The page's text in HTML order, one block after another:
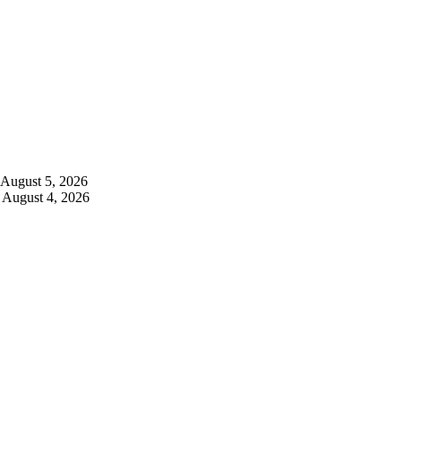
August 5, 2026
August 4, 2026